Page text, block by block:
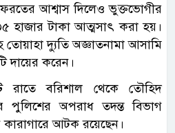
আশ্বাস দিলেও ভুক্তভোগীর
হাজার টাকা আত্মসাৎ করা হয়।
দ্যুতি অজ্ঞাতনামা আসামি
দায়ের করেন।
বরিশাল থেকে তৌহিদ
পুলিশের অপরাধ তদন্ত বিভাগ
কারাগারে আটক রয়েছেন।